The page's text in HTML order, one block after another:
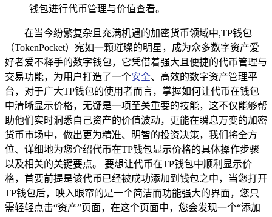
钱包进行代币管理与价值查看。
在当今纷繁复杂且充满机遇的加密货币领域中,TP钱包
（TokenPocket）宛如一颗璀璨的明星，成为众多数字资产爱
好者爱不释手的数字钱包，它凭借着强大且便捷的代币管理与
交易功能，为用户打造了一个安全、高效的数字资产管理平
台，对于广大TP钱包的使用者而言，掌握如何让代币在钱包
中清晰显示价格，无疑是一项至关重要的技能，这不仅能够帮
助他们实时洞悉自己资产的价值波动，更能在瞬息万变的加密
货币市场中，做出更为精准、明智的投资决策，我们将全方
位、详细地为您介绍代币在TP钱包显示价格的具体操作步骤
以及相关的关键要点。 要想让代币在TP钱包中顺利显示价
格，首要前提是该代币已经被成功添加到钱包之中，当您打开
TP钱包后，映入眼帘的是一个简洁而功能强大的界面，您只
需轻轻点击“资产”页面，在这个页面中，您会发现一个“添加